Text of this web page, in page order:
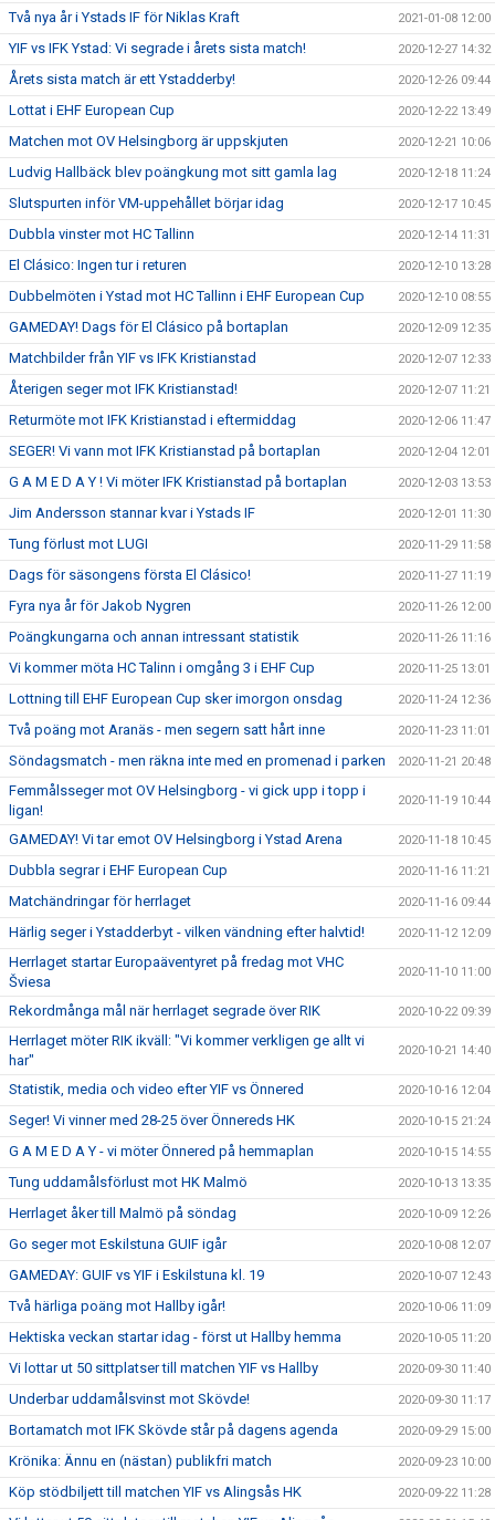
Två nya år i Ystads IF för Niklas Kraft 2021-01-08 12:00
YIF vs IFK Ystad: Vi segrade i årets sista match! 2020-12-27 14:32
Årets sista match är ett Ystadderby! 2020-12-26 09:44
Lottat i EHF European Cup 2020-12-22 13:49
Matchen mot OV Helsingborg är uppskjuten 2020-12-21 10:06
Ludvig Hallbäck blev poängkung mot sitt gamla lag 2020-12-18 11:24
Slutspurten inför VM-uppehållet börjar idag 2020-12-17 10:45
Dubbla vinster mot HC Tallinn 2020-12-14 11:31
El Clásico: Ingen tur i returen 2020-12-10 13:28
Dubbelmöten i Ystad mot HC Tallinn i EHF European Cup 2020-12-10 08:55
GAMEDAY! Dags för El Clásico på bortaplan 2020-12-09 12:35
Matchbilder från YIF vs IFK Kristianstad 2020-12-07 12:33
Återigen seger mot IFK Kristianstad! 2020-12-07 11:21
Returmöte mot IFK Kristianstad i eftermiddag 2020-12-06 11:47
SEGER! Vi vann mot IFK Kristianstad på bortaplan 2020-12-04 12:01
G A M E D A Y ! Vi möter IFK Kristianstad på bortaplan 2020-12-03 13:53
Jim Andersson stannar kvar i Ystads IF 2020-12-01 11:30
Tung förlust mot LUGI 2020-11-29 11:58
Dags för säsongens första El Clásico! 2020-11-27 11:19
Fyra nya år för Jakob Nygren 2020-11-26 12:00
Poängkungarna och annan intressant statistik 2020-11-26 11:16
Vi kommer möta HC Talinn i omgång 3 i EHF Cup 2020-11-25 13:01
Lottning till EHF European Cup sker imorgon onsdag 2020-11-24 12:36
Två poäng mot Aranäs - men segern satt hårt inne 2020-11-23 11:01
Söndagsmatch - men räkna inte med en promenad i parken 2020-11-21 20:48
Femmålsseger mot OV Helsingborg - vi gick upp i topp i
ligan!
2020-11-19 10:44
GAMEDAY! Vi tar emot OV Helsingborg i Ystad Arena 2020-11-18 10:45
Dubbla segrar i EHF European Cup 2020-11-16 11:21
Matchändringar för herrlaget 2020-11-16 09:44
Härlig seger i Ystadderbyt - vilken vändning efter halvtid! 2020-11-12 12:09
Herrlaget startar Europaäventyret på fredag mot VHC
Šviesa
2020-11-10 11:00
Rekordmånga mål när herrlaget segrade över RIK 2020-10-22 09:39
Herrlaget möter RIK ikväll: "Vi kommer verkligen ge allt vi
har"
2020-10-21 14:40
Statistik, media och video efter YIF vs Önnered 2020-10-16 12:04
Seger! Vi vinner med 28-25 över Önnereds HK 2020-10-15 21:24
G A M E D A Y - vi möter Önnered på hemmaplan 2020-10-15 14:55
Tung uddamålsförlust mot HK Malmö 2020-10-13 13:35
Herrlaget åker till Malmö på söndag 2020-10-09 12:26
Go seger mot Eskilstuna GUIF igår 2020-10-08 12:07
GAMEDAY: GUIF vs YIF i Eskilstuna kl. 19 2020-10-07 12:43
Två härliga poäng mot Hallby igår! 2020-10-06 11:09
Hektiska veckan startar idag - först ut Hallby hemma 2020-10-05 11:20
Vi lottar ut 50 sittplatser till matchen YIF vs Hallby 2020-09-30 11:40
Underbar uddamålsvinst mot Skövde! 2020-09-30 11:17
Bortamatch mot IFK Skövde står på dagens agenda 2020-09-29 15:00
Krönika: Ännu en (nästan) publikfri match 2020-09-23 10:00
Köp stödbiljett till matchen YIF vs Alingsås HK 2020-09-22 11:28